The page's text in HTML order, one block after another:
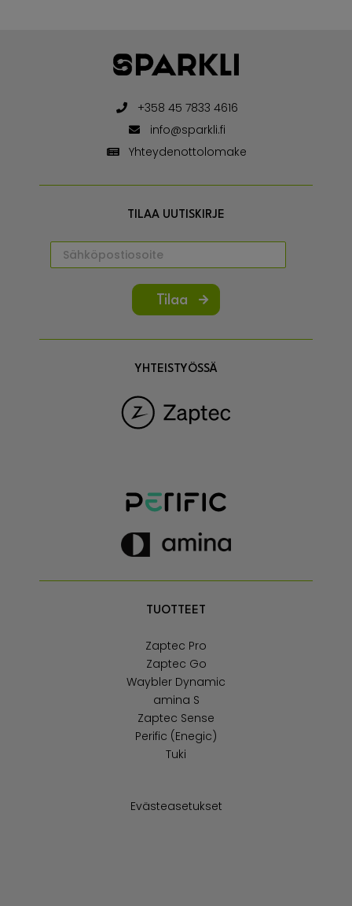
+358 45 7833 4616
info@sparkli.fi
Yhteydenottolomake
TILAA UUTISKIRJE
Tilaa
YHTEISTYÖSSÄ
TUOTTEET
Zaptec Pro
Zaptec Go
Waybler Dynamic
amina S
Zaptec Sense
Perific (Enegic)
Tuki
Evästeasetukset